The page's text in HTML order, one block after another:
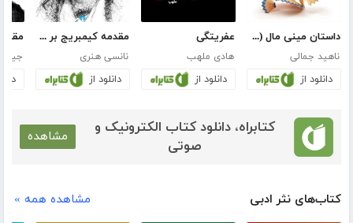
داستان مینی مال (طرح ساده، نثر موجز)
ناهید جمالی
دانلود از
عفریتگی
هادی ملهب
دانلود از
مقدمه کیمبریج بر جورج الیوت
نانسی هنری
دانلود از
جیمز
کتابراه، دانلود کتاب الکترونیک و
صوتی
مشاهده
کتاب‌های نثر ادبی مشاهده همه »